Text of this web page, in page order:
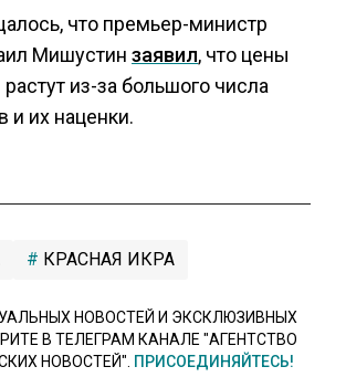
что премьер-министр
Мишустин заявил, что цены
из-за большого числа
и их наценки.
КРАСНАЯ ИКРА
НОВОСТЕЙ И ЭКСКЛЮЗИВНЫХ
В ТЕЛЕГРАМ КАНАЛЕ "АГЕНТСТВО
НОВОСТЕЙ". ПРИСОЕДИНЯЙТЕСЬ!